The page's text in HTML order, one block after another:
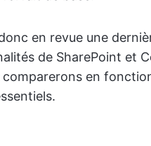
en revue une
de SharePoint et
comparerons en